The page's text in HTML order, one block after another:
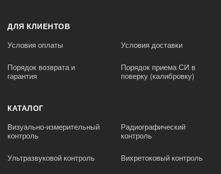
ДЛЯ КЛИЕНТОВ
Условия оплаты Условия доставки
Порядок возврата и
гарантия
Порядок приема СИ в
поверку (калибровку)
КАТАЛОГ
Визуально-измерительный
контроль
Радиографический
контроль
Ультразвуковой контроль Вихретоковый контроль